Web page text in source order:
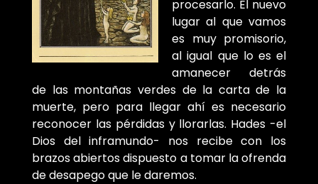
procesarlo. El nuevo
lugar al que vamos
es muy promisorio,
al igual que lo es el
amanecer detrás
de las montañas verdes de la carta de la
muerte, pero para llegar ahí es necesario
reconocer las pérdidas y llorarlas. Hades -el
Dios del inframundo- nos recibe con los
brazos abiertos dispuesto a tomar la ofrenda
de desapego que le daremos.